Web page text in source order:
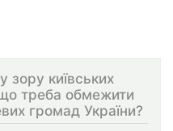
зору київських
що треба обмежити
громад України?